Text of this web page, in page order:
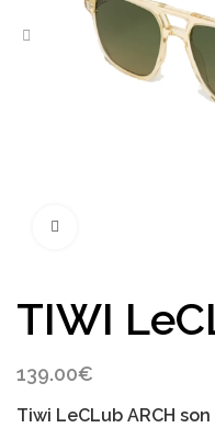
TIWI
139.00€
Tiwi LeCLub ARCH son